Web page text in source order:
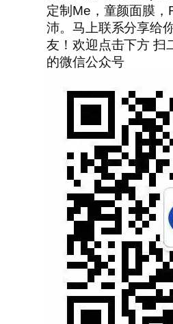
定制Me，童颜面膜，
沛。马上联系分享给
友！欢迎点击下方 扫
的微信公众号